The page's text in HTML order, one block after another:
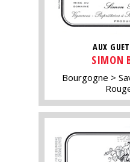
AUX
SIMON
Bourgogne